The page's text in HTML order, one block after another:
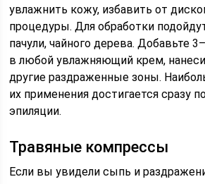
увлажнить кожу, избавить от
процедуры. Для обработки
пачули, чайного дерева. Добавьте
в любой увлажняющий крем,
другие раздраженные зоны.
их применения достигается сразу
эпиляции.
Травяные компрессы
Если вы увидели сыпь и